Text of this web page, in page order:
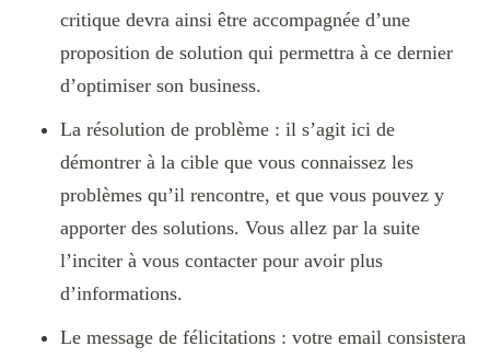
critique devra ainsi être accompagnée d’une
proposition de solution qui permettra à ce dernier
d’optimiser son business.
La résolution de problème : il s’agit ici de
démontrer à la cible que vous connaissez les
problèmes qu’il rencontre, et que vous pouvez y
apporter des solutions. Vous allez par la suite
l’inciter à vous contacter pour avoir plus
d’informations.
Le message de félicitations : votre email consistera